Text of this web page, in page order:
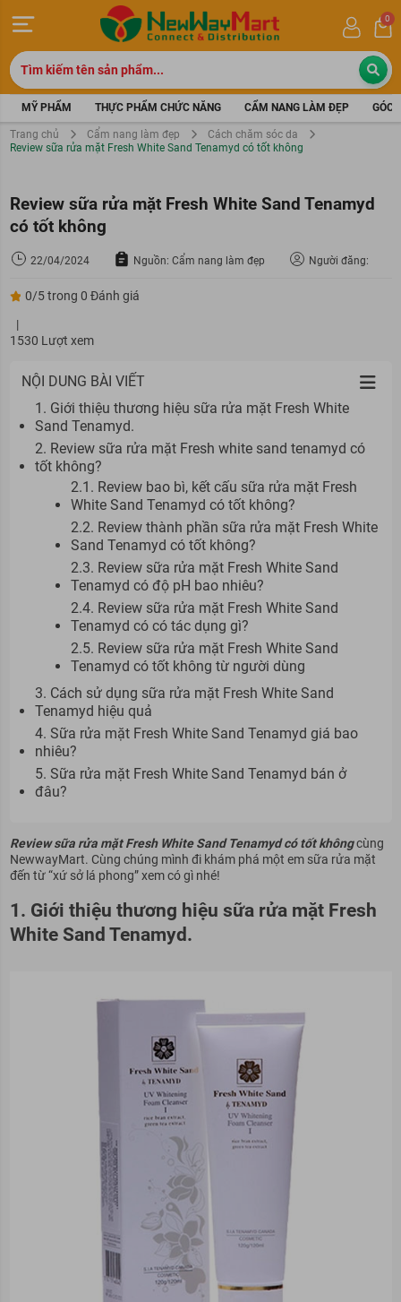
0
MỸ PHẨM THỰC PHẨM CHỨC NĂNG CẨM NANG LÀM ĐẸP GÓC
Trang chủ Cẩm nang làm đẹp
Cách chăm sóc da
Review sữa rửa mặt Fresh White Sand Tenamyd có tốt không
Review sữa rửa mặt Fresh White Sand Tenamyd
có tốt không
22/04/2024 Nguồn: Cẩm nang làm đẹp Người đăng:
0/5 trong 0 Đánh giá
|
1530 Lượt xem
NỘI DUNG BÀI VIẾT
1. Giới thiệu thương hiệu sữa rửa mặt Fresh White
Sand Tenamyd.
2. Review sữa rửa mặt Fresh white sand tenamyd có
tốt không?
2.1. Review bao bì, kết cấu sữa rửa mặt Fresh
White Sand Tenamyd có tốt không?
2.2. Review thành phần sữa rửa mặt Fresh White
Sand Tenamyd có tốt không?
2.3. Review sữa rửa mặt Fresh White Sand
Tenamyd có độ pH bao nhiêu?
2.4. Review sữa rửa mặt Fresh White Sand
Tenamyd có có tác dụng gì?
2.5. Review sữa rửa mặt Fresh White Sand
Tenamyd có tốt không từ người dùng
3. Cách sử dụng sữa rửa mặt Fresh White Sand
Tenamyd hiệu quả
4. Sữa rửa mặt Fresh White Sand Tenamyd giá bao
nhiêu?
5. Sữa rửa mặt Fresh White Sand Tenamyd bán ở
đâu?
Review sữa rửa mặt Fresh White Sand Tenamyd có tốt khôngcùng
NewwayMart. Cùng chúng mình đi khám phá một em sữa rửa mặt
đến từ “xứ sở lá phong” xem có gì nhé!
1. Giới thiệu thương hiệu sữa rửa mặt Fresh
White Sand Tenamyd.